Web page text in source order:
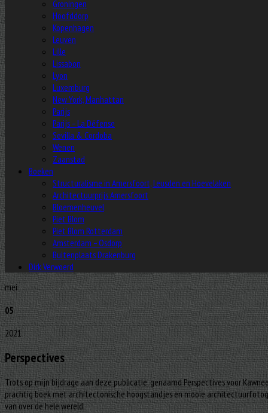
Groningen
Hoofddorp
Kopenhagen
Leuven
Lille
Lissabon
Lyon
Luxemburg
New York, Manhattan
Parijs
Parijs – La Défense
Sevilla & Cordoba
Wenen
Zaanstad
Boeken
Structuralisme in Amersfoort, Leusden en Hoevelaken
Architectuurprijs Amersfoort
Bloemenheuvel
Piet Blom
Piet Blom Rotterdam
Amsterdam – Osdorp
Buitenplaats Drakenburg
Dirk Verwoerd
mei
05
2021
Perspectives
Trots op mijn bijdrage aan deze publicatie, genaamd Perspectives voor
prachtig boek met architectonische hoogstandjes en mooie
van over de hele wereld.